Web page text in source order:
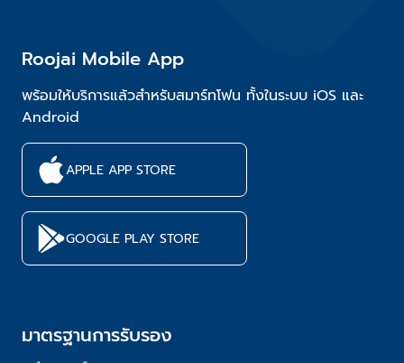
Roojai Mobile App
พร้อมให้บริการแล้วสำหรับสมาร์ทโฟน ทั้งในระบบ iOS และ
Android
APPLE APP STORE
GOOGLE PLAY STORE
มาตรฐานการรับรอง